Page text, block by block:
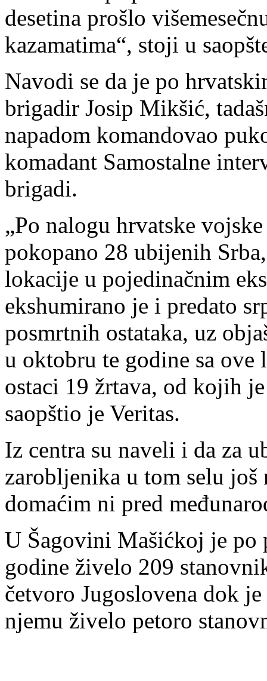
desetina prošlo
kazamatima“, stoji u
Navodi se da je po
brigadir Josip Mikšić,
napadom komandovao
komadant Samostalne
brigadi.
„Po nalogu hrvatske
pokopano 28 ubijenih
lokacije u pojedinačnim
ekshumirano je i predato
posmrtnih ostataka, uz
u oktobru te godine sa
ostaci 19 žrtava, od kojih
saopštio je Veritas.
Iz centra su naveli i da za
zarobljenika u tom selu
domaćim ni pred
U Šagovini Mašićkoj je po
godine živelo 209
četvoro Jugoslovena dok
njemu živelo petoro